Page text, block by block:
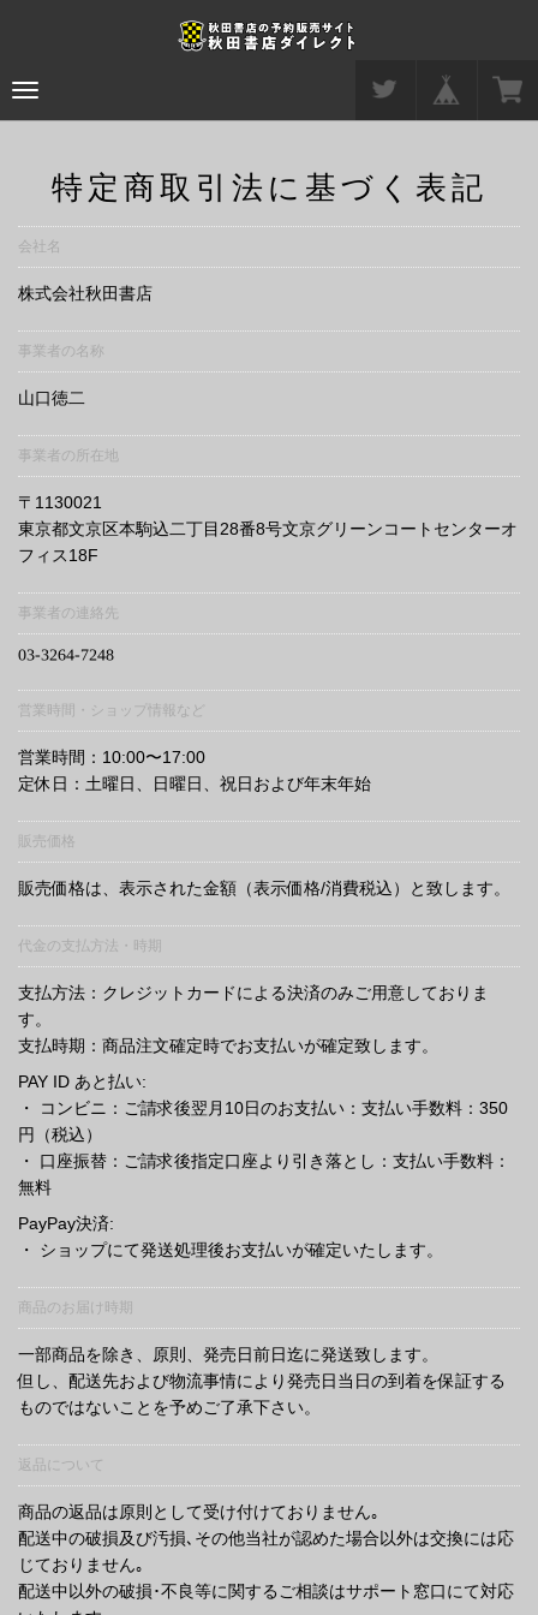
Toggle
navigation
特定商取引法に基づく表記
会社名
株式会社秋田書店
事業者の名称
山口徳二
事業者の所在地
〒1130021
東京都文京区本駒込二丁目28番8号文京グリーンコートセンターオ
フィス18F
事業者の連絡先
営業時間・ショップ情報など
営業時間：10:00〜17:00
定休日：土曜日、日曜日、祝日および年末年始
販売価格
販売価格は、表示された金額（表示価格/消費税込）と致します。
代金の支払方法・時期
支払方法：クレジットカードによる決済のみご用意しておりま
す。
支払時期：商品注文確定時でお支払いが確定致します。
PAY ID あと払い:
・ コンビニ：ご請求後翌月10日のお支払い：支払い手数料：350
円（税込）
・ 口座振替：ご請求後指定口座より引き落とし：支払い手数料：
無料
PayPay決済:
・ ショップにて発送処理後お支払いが確定いたします。
商品のお届け時期
一部商品を除き、原則、発売日前日迄に発送致します。
但し、配送先および物流事情により発売日当日の到着を保証する
ものではないことを予めご了承下さい。
返品について
商品の返品は原則として受け付けておりません｡
配送中の破損及び汚損､その他当社が認めた場合以外は交換には応
じておりません｡
配送中以外の破損･不良等に関するご相談はサポート窓口にて対応